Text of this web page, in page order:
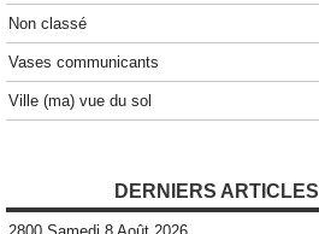
Non classé
Vases communicants
Ville (ma) vue du sol
DERNIERS ARTICLES